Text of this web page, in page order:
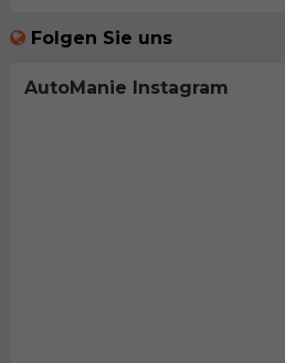
Folgen Sie uns
AutoManie Instagram